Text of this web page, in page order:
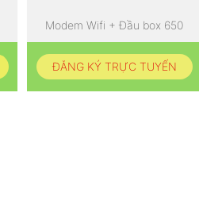
Modem Wifi + Đầu box 650
ĐĂNG KÝ TRỰC TUYẾN